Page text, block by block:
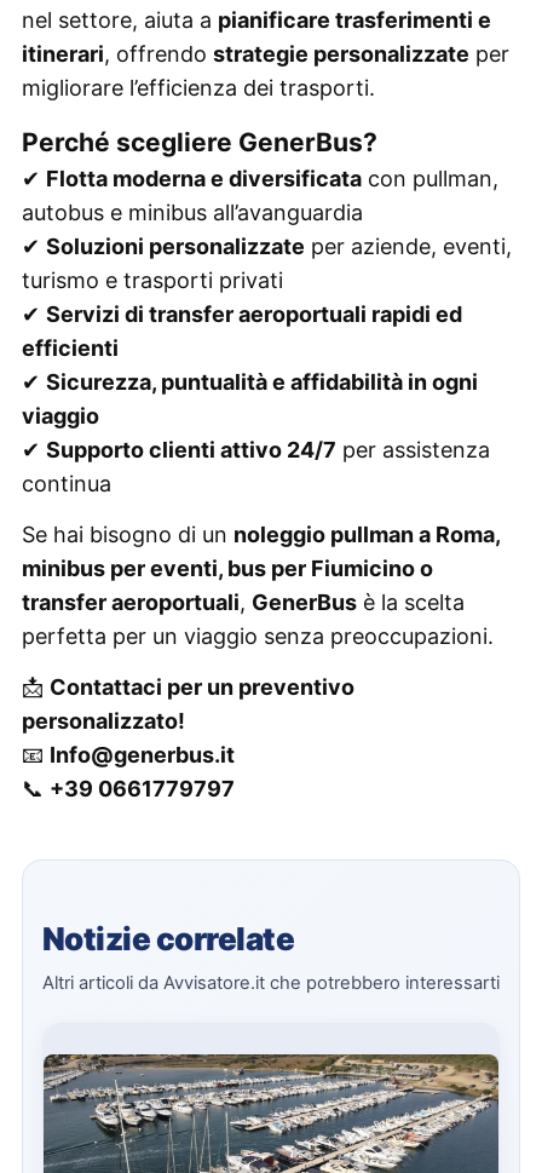
nel settore, aiuta a pianificare trasferimenti e
itinerari, offrendo strategie personalizzate per
migliorare l’efficienza dei trasporti.
Perché scegliere GenerBus?
✔ Flotta moderna e diversificatacon pullman,
autobus e minibus all’avanguardia
✔ Soluzioni personalizzate per aziende, eventi,
turismo e trasporti privati
✔ Servizi di transfer aeroportuali rapidi ed
efficienti
✔ Sicurezza, puntualità e affidabilità in ogni
viaggio
✔ Supporto clienti attivo 24/7 per assistenza
continua
Se hai bisogno di un noleggio pullman a Roma,
minibus per eventi, bus per Fiumicino o
transfer aeroportuali, GenerBusè la scelta
perfetta per un viaggio senza preoccupazioni.
📩 Contattaci per un preventivo
personalizzato!
📧 Info@generbus.it
📞 +39 0661779797
Notizie correlate
Altri articoli da Avvisatore.it che potrebbero interessarti